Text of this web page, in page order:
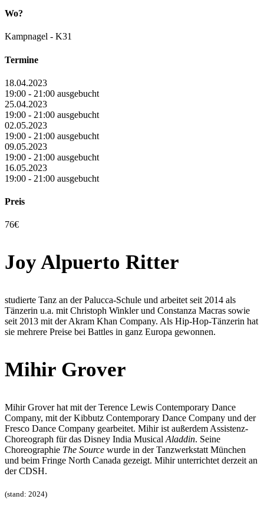
Wo?
Kampnagel - K31
Termine
18.04.2023
19:00 - 21:00 ausgebucht
25.04.2023
19:00 - 21:00 ausgebucht
02.05.2023
19:00 - 21:00 ausgebucht
09.05.2023
19:00 - 21:00 ausgebucht
16.05.2023
19:00 - 21:00 ausgebucht
Preis
76€
Joy Alpuerto Ritter
studierte Tanz an der Palucca-Schule und arbeitet seit 2014 als
Tänzerin u.a. mit Christoph Winkler und Constanza Macras sowie
seit 2013 mit der Akram Khan Company. Als Hip-Hop-Tänzerin hat
sie mehrere Preise bei Battles in ganz Europa gewonnen.
Mihir Grover
Mihir Grover hat mit der Terence Lewis Contemporary Dance
Company, mit der Kibbutz Contemporary Dance Company und der
Fresco Dance Company gearbeitet. Mihir ist außerdem Assistenz-
Choreograph für das Disney India MusicalAladdin. Seine
Choreographie The Source wurde in der Tanzwerkstatt München
und beim Fringe North Canada gezeigt. Mihir unterrichtet derzeit an
der CDSH.
(stand: 2024)